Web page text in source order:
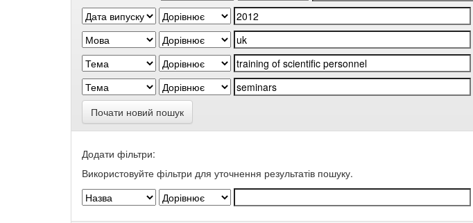
Почати новий пошук
Додати фільтри:
Використовуйте фільтри для уточнення результатів пошуку.